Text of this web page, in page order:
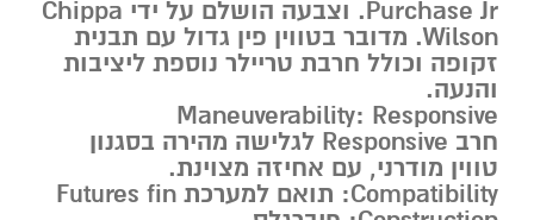
Purchase Jr. וצבעה הושלם על ידי Chippa
Wilson. מדובר בטווין פין גדול עם תבנית
זקופה וכולל חרבת טריילר נוספת ליציבות
והנעה.
Maneuverability: Responsive
חרב Responsive לגלישה מהירה בסגנון
טווין מודרני, עם אחיזה מצוינת.
Compatibility: תואם למערכת Futures fin